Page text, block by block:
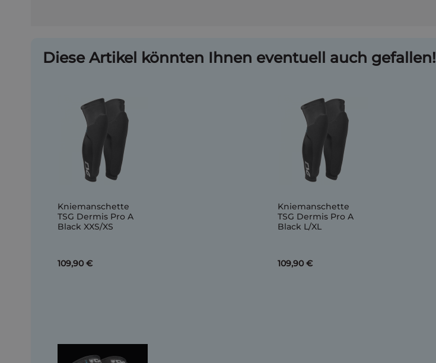
Diese Artikel könnten Ihnen eventuell auch gefallen!
Kniemanschette
TSG Dermis Pro A
Black XXS/XS
109,90 €
Kniemanschette
TSG Dermis Pro A
Black L/XL
109,90 €